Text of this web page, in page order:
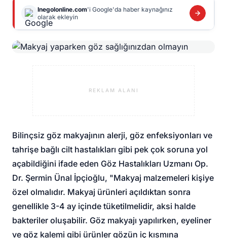
Inegolonline.com'i Google'da haber kaynağınız
olarak ekleyin
REKLAM ALANI
Bilinçsiz göz makyajının alerji, göz enfeksiyonları ve
tahrişe bağlı cilt hastalıkları gibi pek çok soruna yol
açabildiğini ifade eden Göz Hastalıkları Uzmanı Op.
Dr. Şermin Ünal İpçioğlu, "Makyaj malzemeleri kişiye
özel olmalıdır. Makyaj ürünleri açıldıktan sonra
genellikle 3-4 ay içinde tüketilmelidir, aksi halde
bakteriler oluşabilir. Göz makyajı yapılırken, eyeliner
ve göz kalemi gibi ürünler gözün iç kısmına